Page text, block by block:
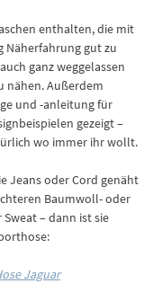
enthalten, die mit
gut zu
ganz weggelassen
nähen. Außerdem
und -anleitung für
gezeigt –
wo immer ihr wollt.
Jeans oder Cord genäht
Baumwoll- oder
– dann ist sie